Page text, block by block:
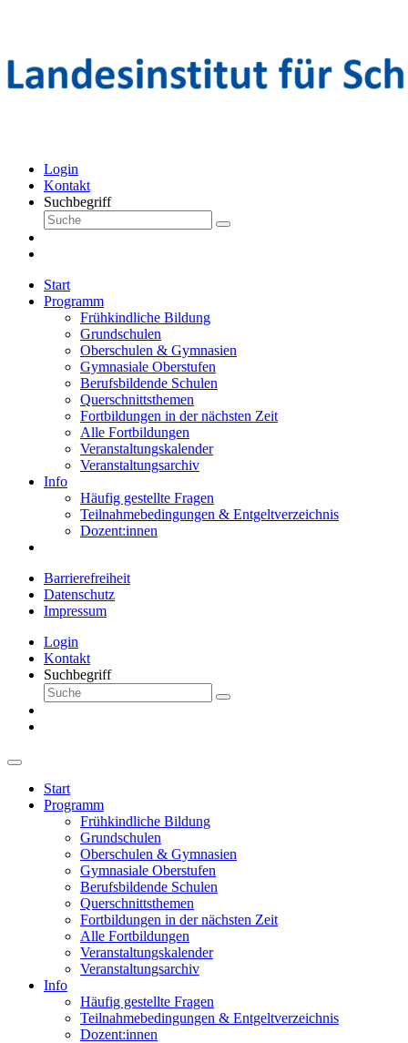
Login
Kontakt
Suchbegriff
Start
Programm
Frühkindliche Bildung
Grundschulen
Oberschulen & Gymnasien
Gymnasiale Oberstufen
Berufsbildende Schulen
Querschnittsthemen
Fortbildungen in der nächsten Zeit
Alle Fortbildungen
Veranstaltungskalender
Veranstaltungsarchiv
Info
Häufig gestellte Fragen
Teilnahmebedingungen & Entgeltverzeichnis
Dozent:innen
Barrierefreiheit
Datenschutz
Impressum
Login
Kontakt
Suchbegriff
Start
Programm
Frühkindliche Bildung
Grundschulen
Oberschulen & Gymnasien
Gymnasiale Oberstufen
Berufsbildende Schulen
Querschnittsthemen
Fortbildungen in der nächsten Zeit
Alle Fortbildungen
Veranstaltungskalender
Veranstaltungsarchiv
Info
Häufig gestellte Fragen
Teilnahmebedingungen & Entgeltverzeichnis
Dozent:innen